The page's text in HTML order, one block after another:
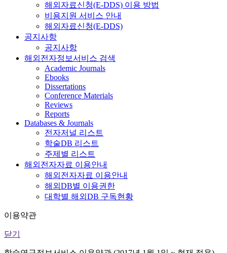
해외자료신청(E-DDS) 이용 방법
비용지원 서비스 안내
해외자료신청(E-DDS)
공지사항
공지사항
해외전자정보서비스 검색
Academic Journals
Ebooks
Dissertations
Conference Materials
Reviews
Reports
Databases & Journals
전자저널 리스트
학술DB 리스트
주제별 리스트
해외전자자료 이용안내
해외전자자료 이용안내
해외DB별 이용권한
대학별 해외DB 구독현황
이용약관
닫기